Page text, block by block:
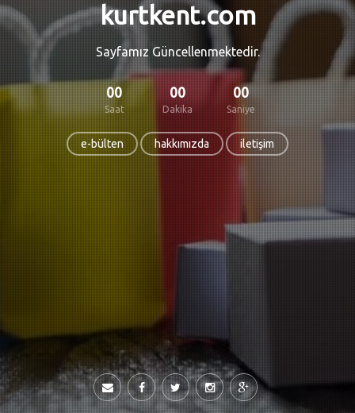
kurtkent.com
Sayfamız Güncellenmektedir.
00
Saat
00
Dakika
00
Saniye
e-bülten hakkımızda iletişim